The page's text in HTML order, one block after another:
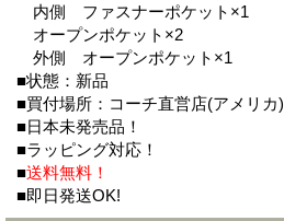
内側 ファスナーポケット×1
オープンポケット×2
外側 オープンポケット×1
■状態：新品
■買付場所：コーチ直営店(アメリカ)
■日本未発売品！
■ラッピング対応！
■送料無料！
■即日発送OK!